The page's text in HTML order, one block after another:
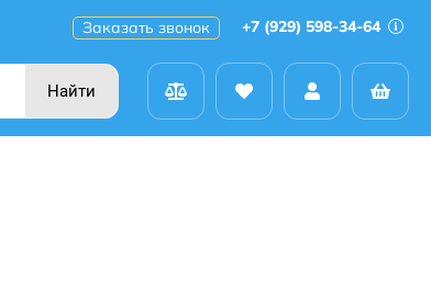
Заказать звонок +7 (929) 598-34-64
Найти